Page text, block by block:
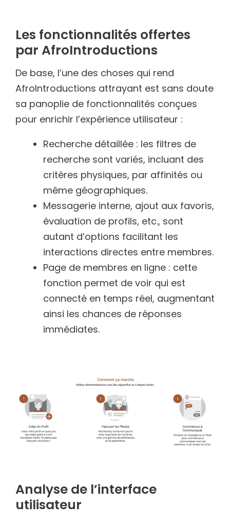
Les fonctionnalités offertes
par AfroIntroductions
De base, l’une des choses qui rend
AfroIntroductions attrayant est sans doute
sa panoplie de fonctionnalités conçues
pour enrichir l’expérience utilisateur :
Recherche détaillée : les filtres de
recherche sont variés, incluant des
critères physiques, par affinités ou
même géographiques.
Messagerie interne, ajout aux favoris,
évaluation de profils, etc., sont
autant d’options facilitant les
interactions directes entre membres.
Page de membres en ligne : cette
fonction permet de voir qui est
connecté en temps réel, augmentant
ainsi les chances de réponses
immédiates.
Analyse de l’interface
utilisateur